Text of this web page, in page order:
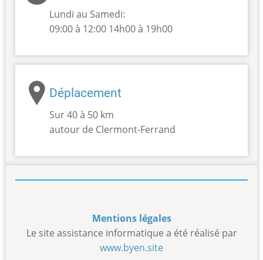
Lundi au Samedi:
09:00 à 12:00 14h00 à 19h00
Déplacement
Sur 40 à 50 km
autour de Clermont-Ferrand
Mentions légales
Le site assistance informatique a été réalisé par
www.byen.site